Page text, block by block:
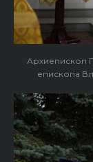
Архиепископ
епископа